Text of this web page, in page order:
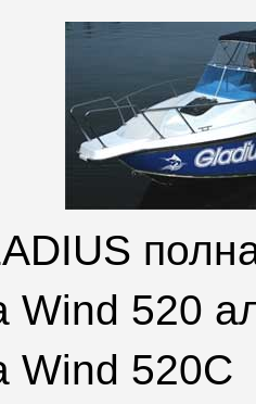
Wind 520
Wind 520C